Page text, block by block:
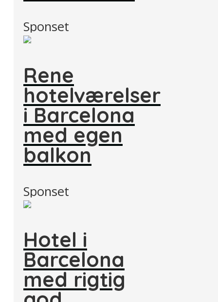
Sponset
Rene
hotelværelser
i Barcelona
med egen
balkon
Sponset
Hotel i
Barcelona
med rigtig